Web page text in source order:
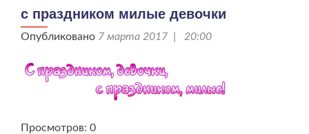
с праздником милые девочки
Опубликовано 7 марта 2017 | 20:00
Просмотров: 0